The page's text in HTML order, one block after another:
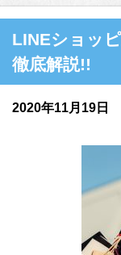
LINEショッ
徹底解説!!
2020年11月19日